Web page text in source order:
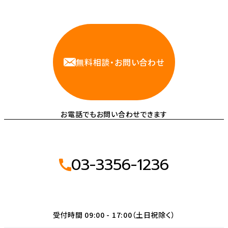
無料相談・お問い合わせ
お電話でもお問い合わせできます
03-3356-1236
受付時間 09:00 - 17:00（土日祝除く）